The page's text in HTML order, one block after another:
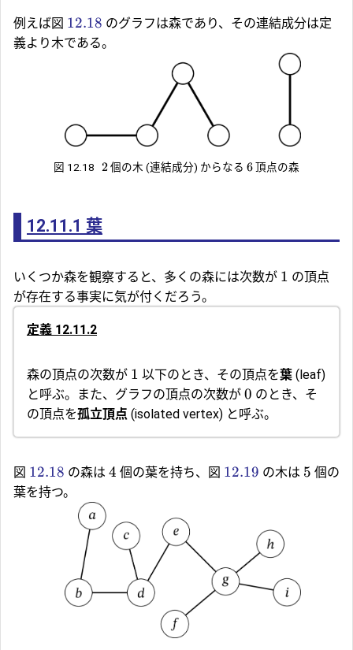
例えば図 12.18 のグラフは森であり、その連結成分は定
義より木である。
図 12.18 2個の木 (連結成分) からなる 6頂点の森
12.11.1 葉
いくつか森を観察すると、多くの森には次数が 1 の頂点
が存在する事実に気が付くだろう。
定義 12.11.2
森の頂点の次数が 1 以下のとき、その頂点を葉 (leaf)
と呼ぶ。また、グラフの頂点の次数が 0 のとき、そ
の頂点を孤立頂点 (isolated vertex) と呼ぶ。
図 12.18 の森は 4 個の葉を持ち、図 12.19 の木は 5 個の
葉を持つ。